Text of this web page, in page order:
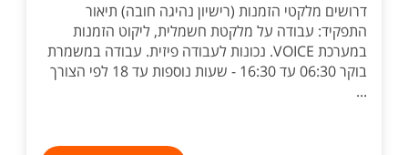
דרושים מלקטי הזמנות (רישיון נהיגה חובה) תיאור
התפקיד: עבודה על מלקטת חשמלית, ליקוט הזמנות
במערכת VOICE. נכונות לעבודה פיזית. עבודה במשמרת
בוקר 06:30 עד 16:30 - שעות נוספות עד 18 לפי הצורך
...